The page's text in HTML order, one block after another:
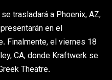
trasladará a Phoenix, AZ,
en el
Finalmente, el viernes 18
CA, donde Kraftwerk se
Theatre.